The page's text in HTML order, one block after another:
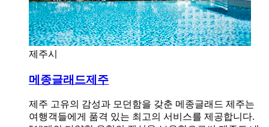
제주시
메종글래드제주
제주 고유의 감성과 모던함을 갖춘 메종글래드 제주는
여행객들에게 품격 있는 최고의 서비스를 제공합니다.